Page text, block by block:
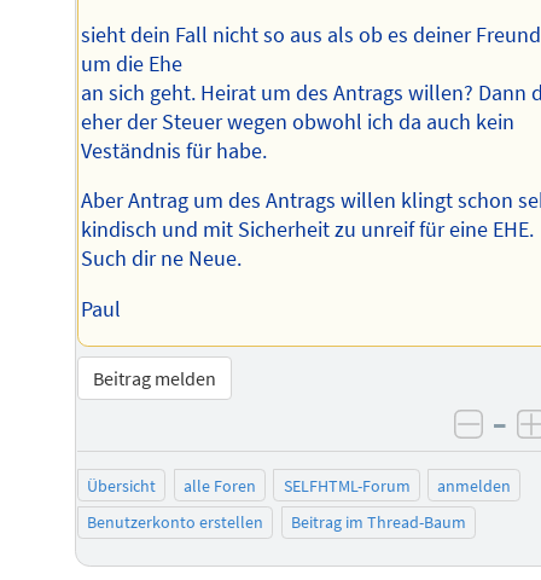
sieht dein Fall nicht so aus als ob es deiner
um die Ehe
an sich geht. Heirat um des Antrags willen? Dann
eher der Steuer wegen obwohl ich da auch kein
Veständnis für habe.
Aber Antrag um des Antrags willen klingt schon
kindisch und mit Sicherheit zu unreif für eine EHE.
Such dir ne Neue.
Paul
Beitrag melden
–
Übersicht alle Foren SELFHTML-Forum
anmelden
Benutzerkonto erstellen
Beitrag im Thread-Baum